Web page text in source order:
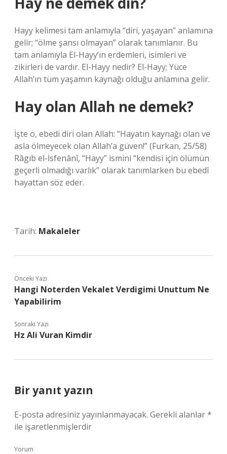
Hayy kelimesi tam anlamıyla “diri, yaşayan” anlamına
gelir; “ölme şansı olmayan” olarak tanımlanır. Bu
tam anlamıyla El-Hayy’ın erdemleri, isimleri ve
zikirleri de vardır. El-Hayy nedir? El-Hayy; Yüce
Allah’ın tüm yaşamın kaynağı olduğu anlamına gelir.
Hay olan Allah ne demek?
İşte o, ebedi diri olan Allah: “Hayatın kaynağı olan ve
asla ölmeyecek olan Allah’a güven!” (Furkan, 25/58)
Râgıb el-İsfenânî, “Hayy” ismini “kendisi için ölümün
geçerli olmadığı varlık” olarak tanımlarken bu ebedî
hayattan söz eder.
Tarih: Makaleler
Önceki Yazı
Hangi Noterden Vekalet Verdigimi Unuttum Ne
Yapabilirim
Sonraki Yazı
Hz Ali Vuran Kimdir
Bir yanıt yazın
E-posta adresiniz yayınlanmayacak. Gerekli alanlar*
ile işaretlenmişlerdir
Yorum